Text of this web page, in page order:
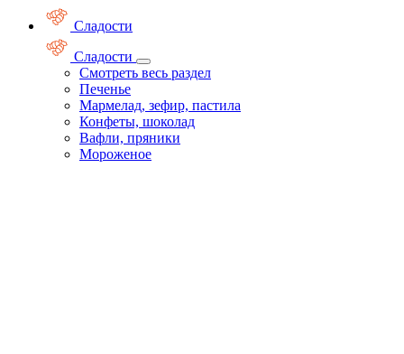
Сладости
Сладости
Смотреть весь раздел
Печенье
Мармелад, зефир, пастила
Конфеты, шоколад
Вафли, пряники
Мороженое